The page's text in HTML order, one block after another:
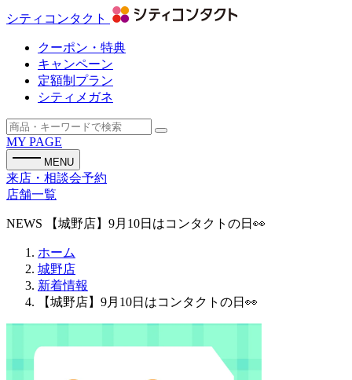
シティコンタクト
クーポン・特典
キャンペーン
定額制プラン
シティメガネ
MY PAGE
MENU
来店・相談会予約
店舗一覧
NEWS 【城野店】9月10日はコンタクトの日👀
ホーム
城野店
新着情報
【城野店】9月10日はコンタクトの日👀